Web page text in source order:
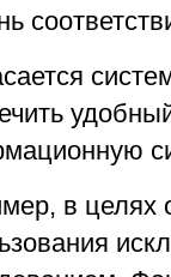
в целях